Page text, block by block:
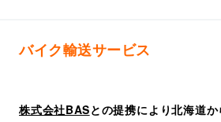
バイク輸送サービス
株式会社BASとの提携により北海道